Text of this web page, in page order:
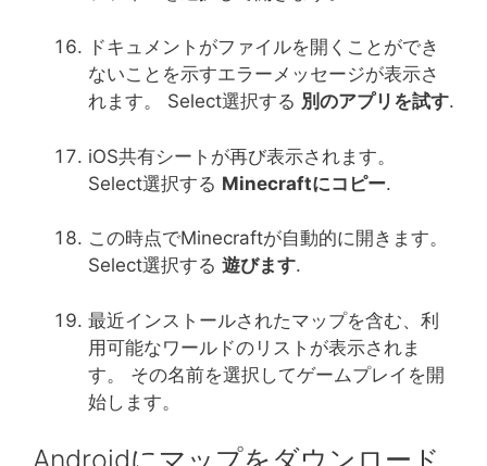
ドキュメントがファイルを開くことができ
ないことを示すエラーメッセージが表示さ
れます。 Select選択する 別のアプリを試す.
iOS共有シートが再び表示されます。
Select選択する Minecraftにコピー.
この時点でMinecraftが自動的に開きます。
Select選択する 遊びます.
最近インストールされたマップを含む、利
用可能なワールドのリストが表示されま
す。 その名前を選択してゲームプレイを開
始します。
Androidにマップをダウンロード